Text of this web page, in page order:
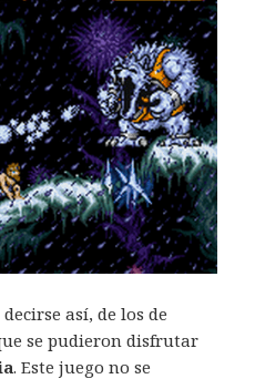
así, de los de
se pudieron disfrutar
. Este juego no se